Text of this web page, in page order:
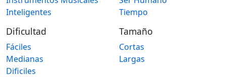
Inteligentes
Tiempo
Dificultad
Fáciles
Medianas
Dificiles
Tamaño
Cortas
Largas